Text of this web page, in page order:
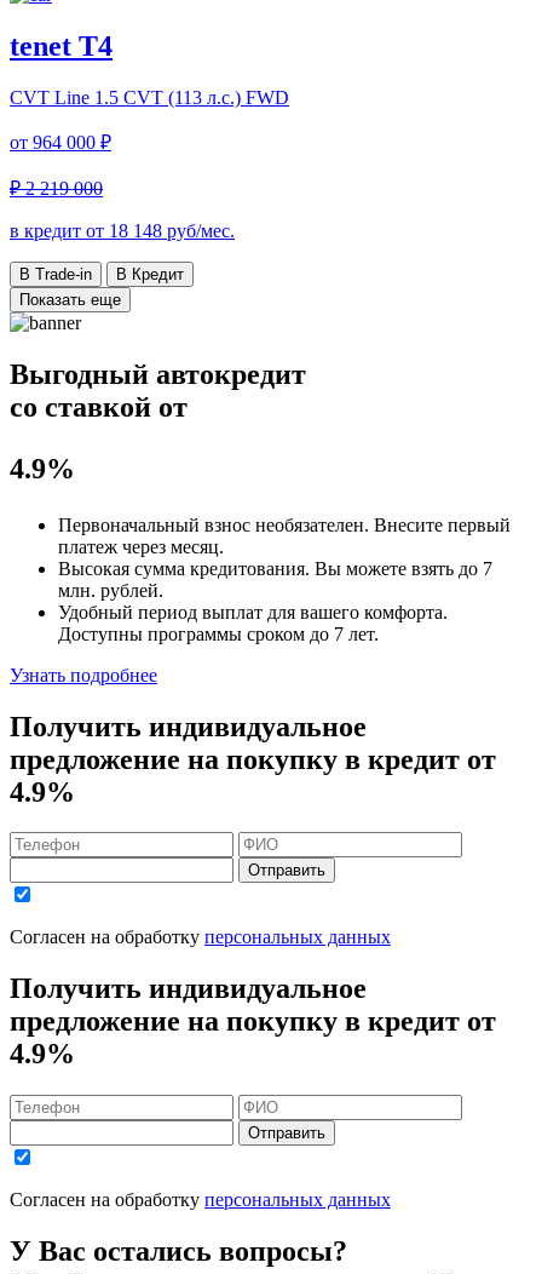
tenet T4
CVT Line 1.5 CVT (113 л.с.) FWD
от 964 000 ₽
₽ 2 219 000
в кредит от 18 148 руб/мес.
В Trade-in
В Кредит
Показать еще
Выгодный автокредит
со ставкой от
4.9%
Первоначальный взнос необязателен. Внесите первый
платеж через месяц.
Высокая сумма кредитования. Вы можете взять до 7
млн. рублей.
Удобный период выплат для вашего комфорта.
Доступны программы сроком до 7 лет.
Узнать подробнее
Получить индивидуальное
предложение на покупку в кредит от
4.9%
Отправить
Согласен на обработку персональных данных
Получить индивидуальное
предложение на покупку в кредит от
4.9%
Отправить
Согласен на обработку персональных данных
У Вас остались вопросы?